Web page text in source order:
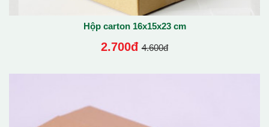
Hộp carton 16x15x23 cm
2.700đ 4.600đ